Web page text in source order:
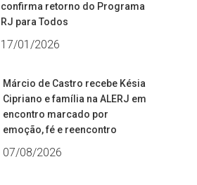
confirma retorno do Programa
RJ para Todos
17/01/2026
Márcio de Castro recebe Késia
Cipriano e família na ALERJ em
encontro marcado por
emoção, fé e reencontro
07/08/2026